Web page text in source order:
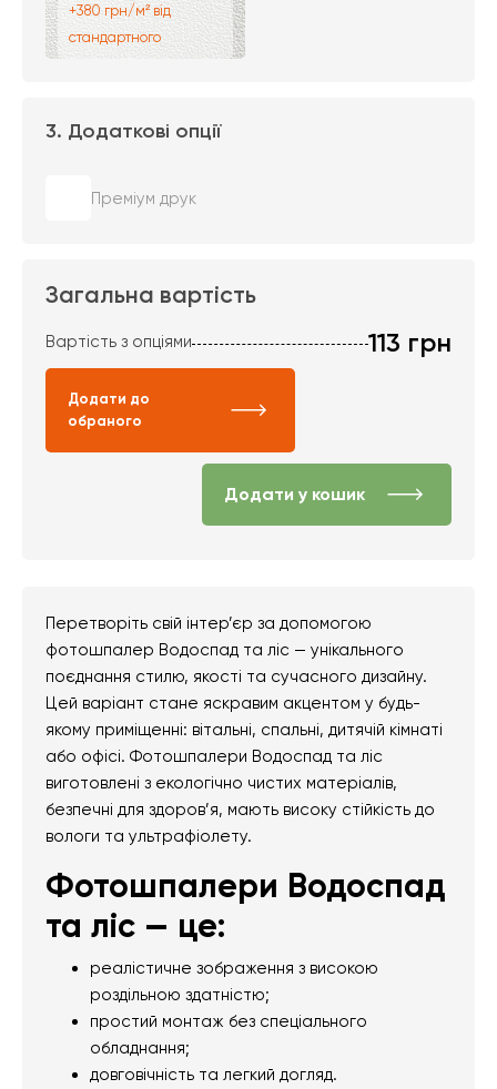
+380 грн/м² від
стандартного
3. Додаткові опції
Преміум друк
Загальна вартість
Вартість з опціями 113 грн
Додати до
обраного
Додати у кошик
Перетворіть свій інтер’єр за допомогою
фотошпалер Водоспад та ліс — унікального
поєднання стилю, якості та сучасного дизайну.
Цей варіант стане яскравим акцентом у будь-
якому приміщенні: вітальні, спальні, дитячій кімнаті
або офісі. Фотошпалери Водоспад та ліс
виготовлені з екологічно чистих матеріалів,
безпечні для здоров’я, мають високу стійкість до
вологи та ультрафіолету.
Фотошпалери Водоспад
та ліс — це:
реалістичне зображення з високою
роздільною здатністю;
простий монтаж без спеціального
обладнання;
довговічність та легкий догляд.